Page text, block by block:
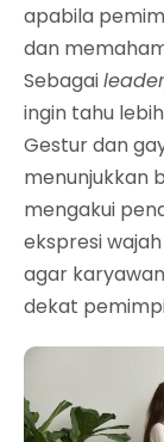
apabila
dan
Sebagai
ingin tahu
Gestur dan
menunjukkan
mengakui
ekspresi
agar
dekat